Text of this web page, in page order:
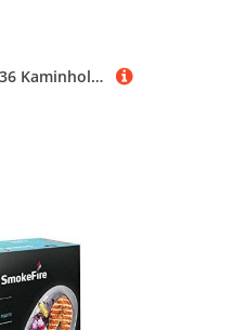
Relaxdays 10033836 Kaminholzkorb 3er Set, für Kaminholz, Anmachholz & Streichhölzer, Holzkorb Metall, Ø 37/19 / 6,5 cm, schwarz